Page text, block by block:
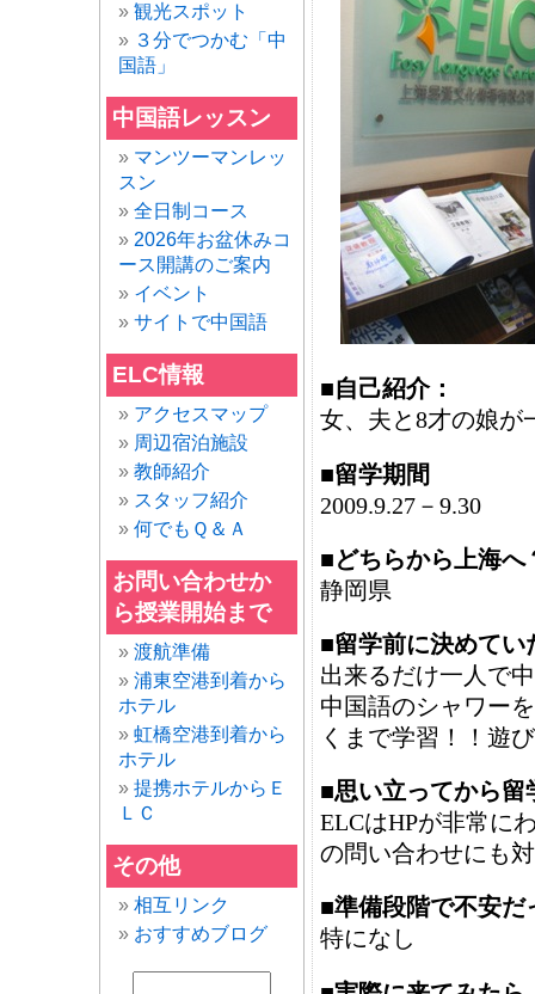
観光スポット
３分でつかむ「中
国語」
中国語レッスン
マンツーマンレッ
スン
全日制コース
2026年お盆休みコ
ース開講のご案内
イベント
サイトで中国語
ELC情報
アクセスマップ
周辺宿泊施設
教師紹介
スタッフ紹介
何でもＱ＆Ａ
お問い合わせか
ら授業開始まで
渡航準備
浦東空港到着から
ホテル
虹橋空港到着から
ホテル
提携ホテルからＥ
ＬＣ
その他
相互リンク
おすすめブログ
■自己紹介：
女、夫と8才の娘が
■留学期間
2009.9.27－9.30
■どちらから上海へ
静岡県
■留学前に決めてい
出来るだけ一人で
中国語のシャワー
くまで学習！！遊
■思い立ってから留
ELCはHPが非常に
の問い合わせにも
■準備段階で不安だ
特になし